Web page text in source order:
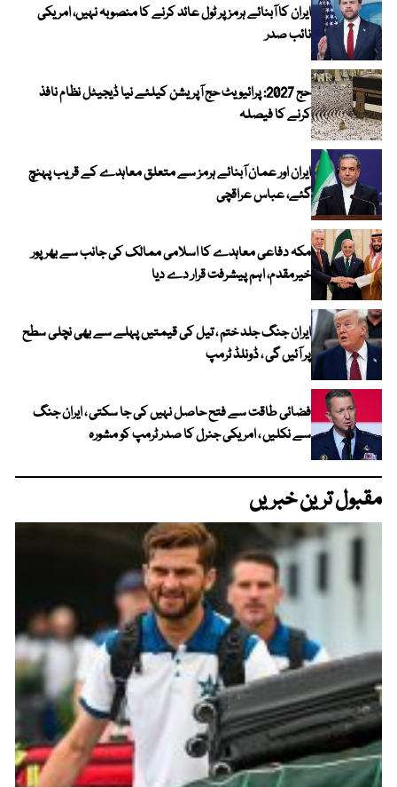
ایران کا آبنائے ہرمز پر ٹول عائد کرنے کا منصوبہ نہیں، امریکی
نائب صدر
حج 2027: پرائیویٹ حج آپریشن کیلئے نیا ڈیجیٹل نظام نافذ
کرنے کا فیصلہ
ایران اور عمان آبنائے ہرمز سے متعلق معاہدے کے قریب پہنچ
گئے، عباس عراقچی
مکہ دفاعی معاہدے کا اسلامی ممالک کی جانب سے بھرپور
خیرمقدم، اہم پیشرفت قرار دے دیا
ایران جنگ جلد ختم ، تیل کی قیمتیں پہلے سے بھی نچلی سطح
پر آئیں گی ، ڈونلڈ ٹرمپ
فضائی طاقت سے فتح حاصل نہیں کی جا سکتی ، ایران جنگ
سے نکلیں ، امریکی جنرل کا صدر ٹرمپ کو مشورہ
مقبول ترین خبریں